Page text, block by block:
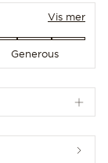
Vis mer
Generous